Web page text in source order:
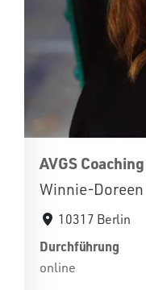
AVGS
Winnie-
10317 Berlin
Durchführung
online